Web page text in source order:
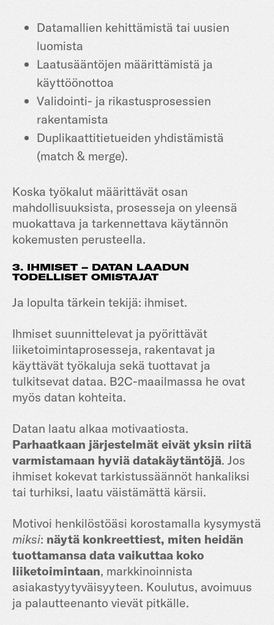
Datamallien kehittämistä tai uusien
luomista
Laatusääntöjen määrittämistä ja
käyttöönottoa
Validointi- ja rikastusprosessien
rakentamista
Duplikaattitietueiden yhdistämistä
(match & merge).
Koska työkalut määrittävät osan
mahdollisuuksista, prosesseja on yleensä
muokattava ja tarkennettava käytännön
kokemusten perusteella.
3. IHMISET – DATAN LAADUN
TODELLISET OMISTAJAT
Ja lopulta tärkein tekijä: ihmiset.
Ihmiset suunnittelevat ja pyörittävät
liiketoimintaprosesseja, rakentavat ja
käyttävät työkaluja sekä tuottavat ja
tulkitsevat dataa. B2C-maailmassa he ovat
myös datan kohteita.
Datan laatu alkaa motivaatiosta.
Parhaatkaan järjestelmät eivät yksin riitä
varmistamaan hyviä datakäytäntöjä. Jos
ihmiset kokevat tarkistussäännöt hankaliksi
tai turhiksi, laatu väistämättä kärsii.
Motivoi henkilöstöäsi korostamalla kysymystä
miksi: näytä konkreettiest, miten heidän
tuottamansa data vaikuttaa koko
liiketoimintaan, markkinoinnista
asiakastyytyväisyyteen. Koulutus, avoimuus
ja palautteenanto vievät pitkälle.